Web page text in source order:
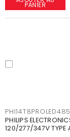
PANIER
PHILIPS
120/277/347V TYPE